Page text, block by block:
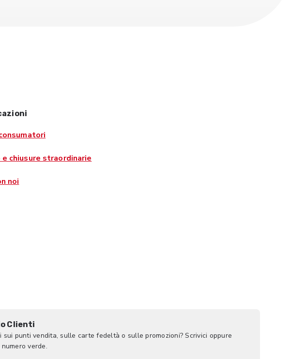
chiusure straordinarie
noi
Clienti
sui punti vendita, sulle carte fedeltà o sulle promozioni? Scrivici oppure
verde.